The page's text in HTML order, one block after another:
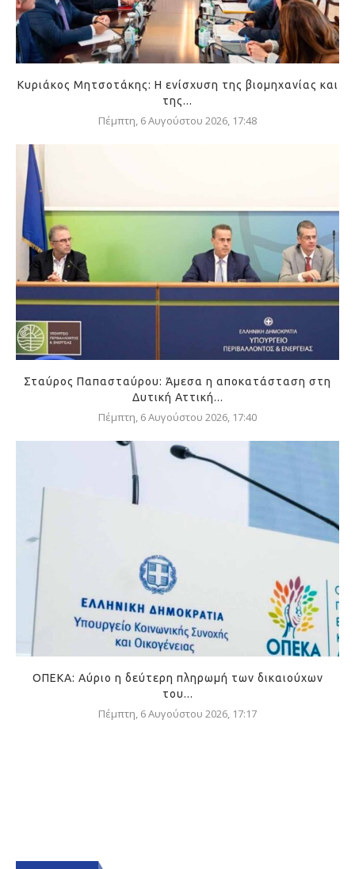
Κυριάκος Μητσοτάκης: Η ενίσχυση της βιομηχανίας και
της...
Πέμπτη, 6 Αυγούστου 2026, 17:48
Σταύρος Παπασταύρου: Άμεσα η αποκατάσταση στη
Δυτική Αττική...
Πέμπτη, 6 Αυγούστου 2026, 17:40
ΟΠΕΚΑ: Αύριο η δεύτερη πληρωμή των δικαιούχων
του...
Πέμπτη, 6 Αυγούστου 2026, 17:17